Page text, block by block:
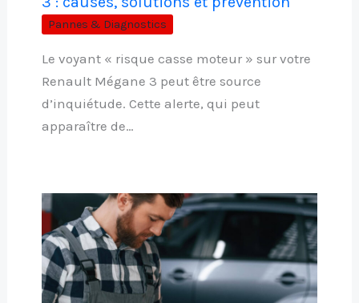
Pannes & Diagnostics
Le voyant « risque casse moteur » sur votre
Renault Mégane 3 peut être source
d’inquiétude. Cette alerte, qui peut
apparaître de…